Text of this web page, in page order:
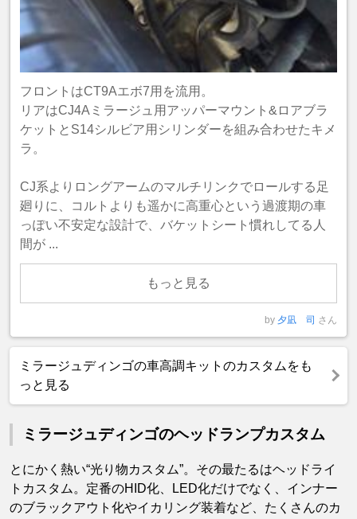
フロントはCT9Aエボ7用を流用。
リアはCJ4Aミラージュ用アッパーマウント&ロアブラ
ケットとS14シルビア用シリンダーを組み合わせたキメ
ラ。
CJ系よりロングアームのマルチリンクでロールする足
廻りに、コルトよりも遥かに高重心という過渡期の車
っぽい不安定な設計で、バケットシート慣れしてる人
間が ...
もっと見る
by 夕凪 司 さん
ミラージュディンゴの車高調キットのカスタムをも
っと見る
ミラージュディンゴのヘッドランプカスタム
とにかく熱い“光り物カスタム”。その最たるはヘッドライ
トカスタム。定番のHID化、LED化だけでなく、インナー
のブラックアウト化やイカリング装着など、たくさんのカ